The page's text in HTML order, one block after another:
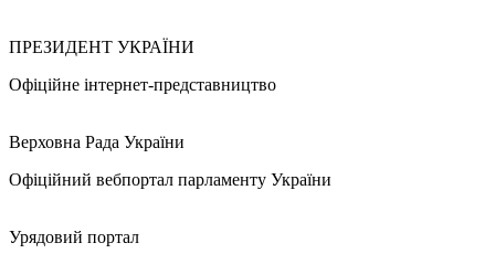
ПРЕЗИДЕНТ УКРАЇНИ
Офіційне інтернет-представництво
Верховна Рада України
Офіційний вебпортал парламенту України
Урядовий портал